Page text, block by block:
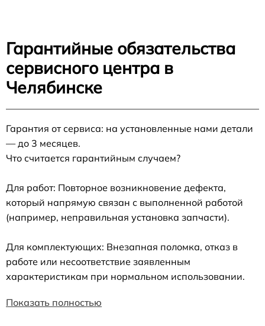
Гарантийные обязательства
сервисного центра в
Челябинске
Гарантия от сервиса: на установленные нами детали
— до 3 месяцев.
Что считается гарантийным случаем?
Для работ: Повторное возникновение дефекта,
который напрямую связан с выполненной работой
(например, неправильная установка запчасти).
Для комплектующих: Внезапная поломка, отказ в
работе или несоответствие заявленным
характеристикам при нормальном использовании.
Показать полностью